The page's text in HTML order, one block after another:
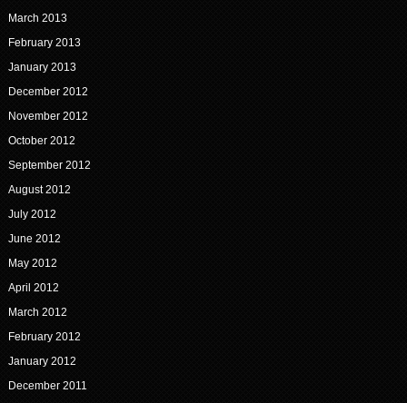
March 2013
February 2013
January 2013
December 2012
November 2012
October 2012
September 2012
August 2012
July 2012
June 2012
May 2012
April 2012
March 2012
February 2012
January 2012
December 2011